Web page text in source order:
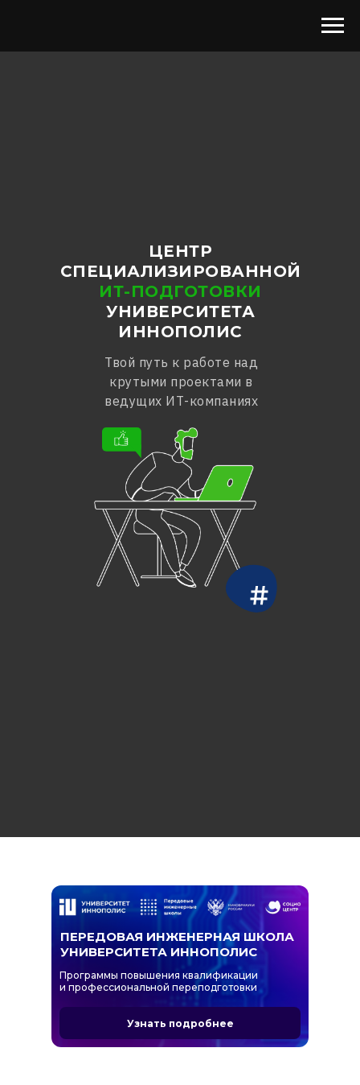
ЦЕНТР
СПЕЦИАЛИЗИРОВАННОЙ
ИТ-ПОДГОТОВКИ
УНИВЕРСИТЕТА
ИННОПОЛИС
Твой путь к работе над
крутыми проектами в
ведущих ИТ-компаниях
Программы повышения квалификации
и профессиональной переподготовки
ПЕРЕДОВАЯ ИНЖЕНЕРНАЯ ШКОЛА
УНИВЕРСИТЕТА ИННОПОЛИС
Узнать подробнее